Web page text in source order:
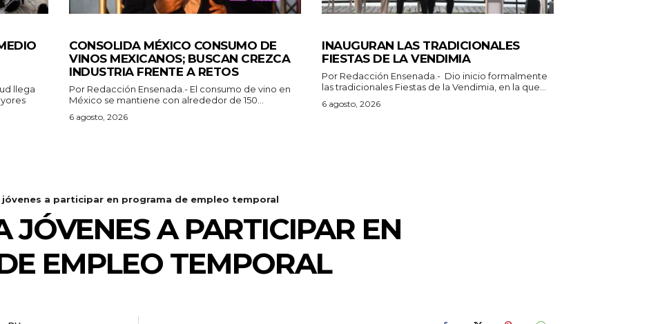
CONSOLIDA MÉXICO CONSUMO DE
VINOS MEXICANOS; BUSCAN CREZCA
INDUSTRIA FRENTE A RETOS
Por Redacción Ensenada.- El consumo de vino en
México se mantiene con alrededor de 150...
6 agosto, 2026
INAUGURAN LAS TRADICIONALES
FIESTAS DE LA VENDIMIA
Por Redacción Ensenada.- Dio inicio formalmente
las tradicionales Fiestas de la Vendimia, en la que...
6 agosto, 2026